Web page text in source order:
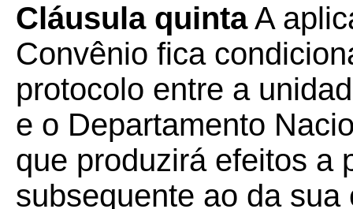
Cláusula quintaA
Convênio fica
protocolo entre a
e o Departamento
que produzirá efeitos a
subsequente ao da sua